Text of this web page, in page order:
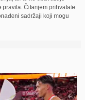
pravila. Čitanjem prihvatate
sadržaji koji mogu